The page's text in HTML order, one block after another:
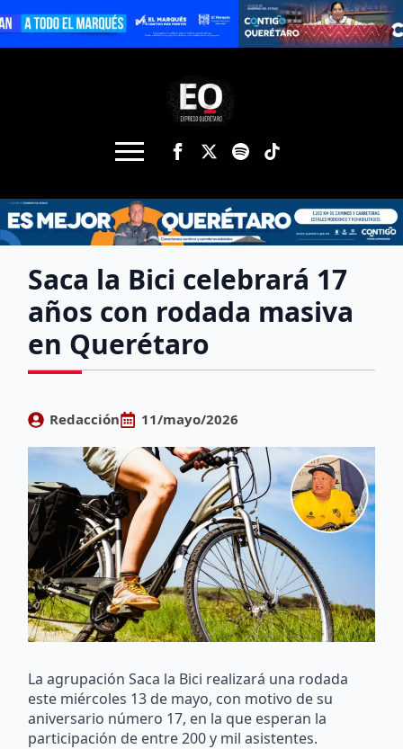
Saca la Bici celebrará 17
años con rodada masiva
en Querétaro
Redacción 11/mayo/2026
La agrupación Saca la Bici realizará una rodada
este miércoles 13 de mayo, con motivo de su
aniversario número 17, en la que esperan la
participación de entre 200 y mil asistentes.